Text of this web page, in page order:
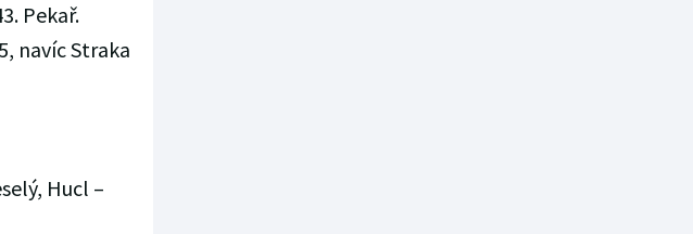
Pekař.
navíc Straka
Hucl –